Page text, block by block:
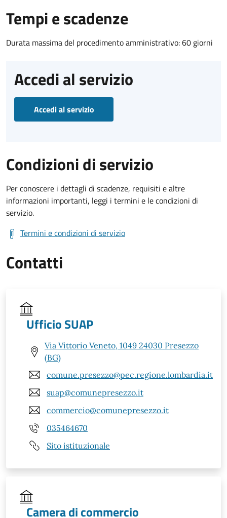
Tempi e scadenze
Durata massima del procedimento amministrativo: 60 giorni
Accedi al servizio
Accedi al servizio
Condizioni di servizio
Per conoscere i dettagli di scadenze, requisiti e altre
informazioni importanti, leggi i termini e le condizioni di
servizio.
Termini e condizioni di servizio
Contatti
Ufficio SUAP
Via Vittorio Veneto, 1049 24030 Presezzo
(BG)
comune.presezzo@pec.regione.lombardia.it
suap@comunepresezzo.it
commercio@comunepresezzo.it
035464670
Sito istituzionale
Camera di commercio